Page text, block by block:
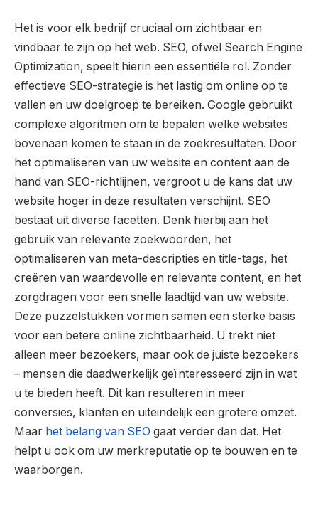
Het is voor elk bedrijf cruciaal om zichtbaar en
vindbaar te zijn op het web. SEO, ofwel Search Engine
Optimization, speelt hierin een essentiële rol. Zonder
effectieve SEO-strategie is het lastig om online op te
vallen en uw doelgroep te bereiken. Google gebruikt
complexe algoritmen om te bepalen welke websites
bovenaan komen te staan in de zoekresultaten. Door
het optimaliseren van uw website en content aan de
hand van SEO-richtlijnen, vergroot u de kans dat uw
website hoger in deze resultaten verschijnt. SEO
bestaat uit diverse facetten. Denk hierbij aan het
gebruik van relevante zoekwoorden, het
optimaliseren van meta-descripties en title-tags, het
creëren van waardevolle en relevante content, en het
zorgdragen voor een snelle laadtijd van uw website.
Deze puzzelstukken vormen samen een sterke basis
voor een betere online zichtbaarheid. U trekt niet
alleen meer bezoekers, maar ook de juiste bezoekers
– mensen die daadwerkelijk geïnteresseerd zijn in wat
u te bieden heeft. Dit kan resulteren in meer
conversies, klanten en uiteindelijk een grotere omzet.
Maar het belang van SEO gaat verder dan dat. Het
helpt u ook om uw merkreputatie op te bouwen en te
waarborgen.